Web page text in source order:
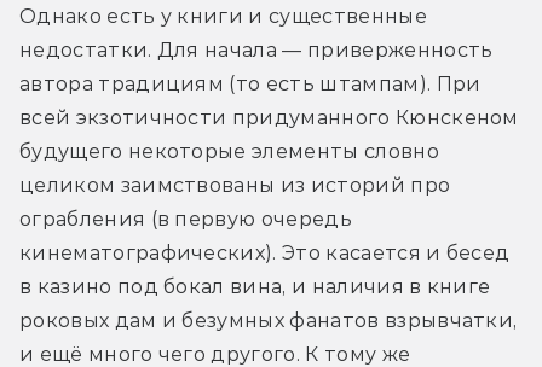
Однако есть у книги и существенные
недостатки. Для начала — приверженность
автора традициям (то есть штампам). При
всей экзотичности придуманного Кюнскеном
будущего некоторые элементы словно
целиком заимствованы из историй про
ограбления (в первую очередь
кинематографических). Это касается и бесед
в казино под бокал вина, и наличия в книге
роковых дам и безумных фанатов взрывчатки,
и ещё много чего другого. К тому же